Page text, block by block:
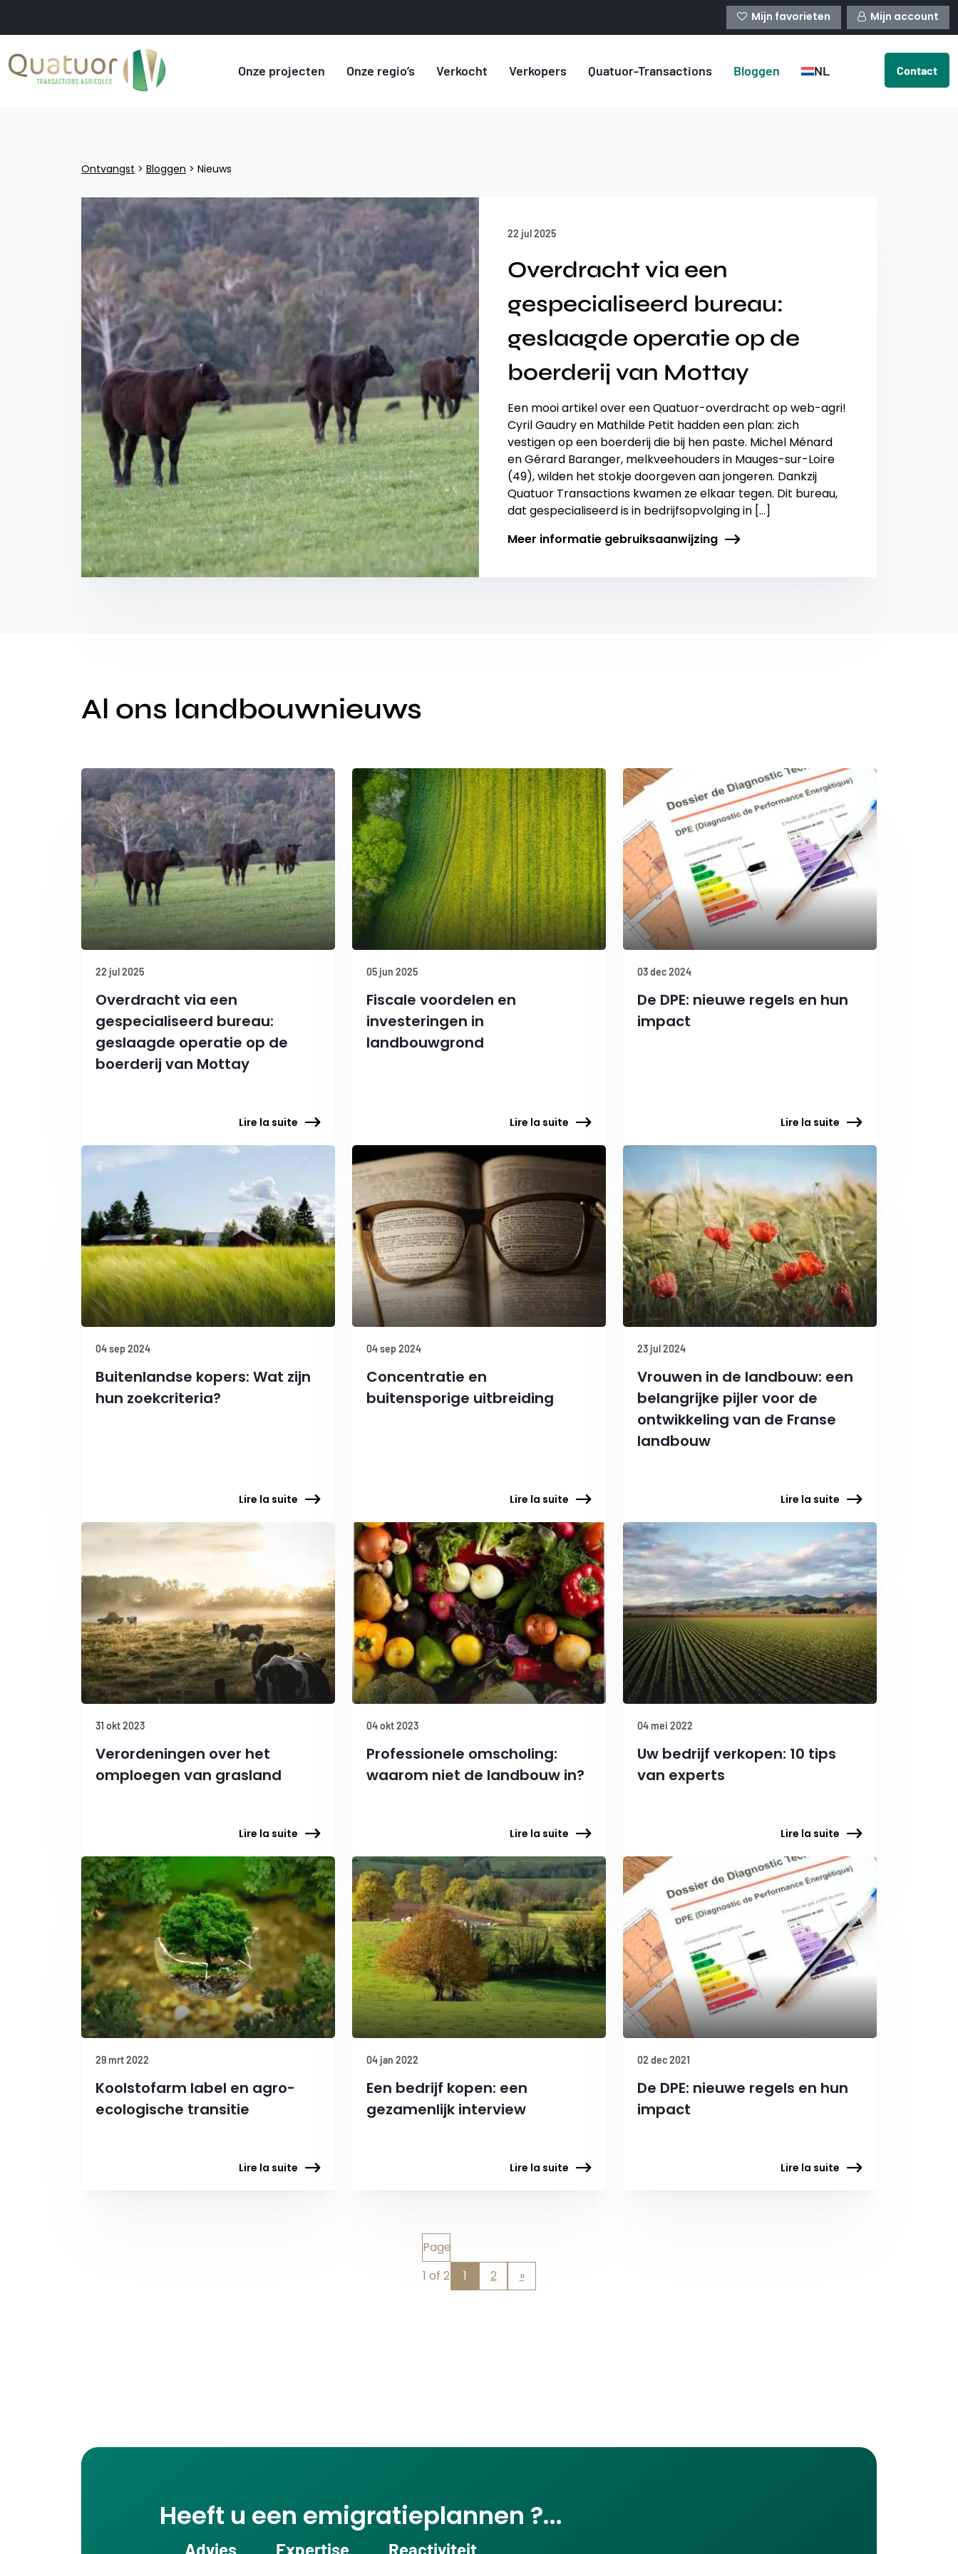
Mijn favorieten Mijn account
Onze projecten Onze regio’s Verkocht Verkopers Quatuor-Transactions Bloggen NL Contact
Ontvangst > Bloggen > Nieuws
22 jul 2025
Overdracht via een
gespecialiseerd bureau:
geslaagde operatie op de
boerderij van Mottay
Een mooi artikel over een Quatuor-overdracht op web-agri!
Cyril Gaudry en Mathilde Petit hadden een plan: zich
vestigen op een boerderij die bij hen paste. Michel Ménard
en Gérard Baranger, melkveehouders in Mauges-sur-Loire
(49), wilden het stokje doorgeven aan jongeren. Dankzij
Quatuor Transactions kwamen ze elkaar tegen. Dit bureau,
dat gespecialiseerd is in bedrijfsopvolging in […]
Meer informatie gebruiksaanwijzing
Al ons landbouwnieuws
22 jul 2025
Overdracht via een
gespecialiseerd bureau:
geslaagde operatie op de
boerderij van Mottay
Lire la suite
05 jun 2025
Fiscale voordelen en
investeringen in
landbouwgrond
Lire la suite
03 dec 2024
De DPE: nieuwe regels en hun
impact
Lire la suite
04 sep 2024
Buitenlandse kopers: Wat zijn
hun zoekcriteria?
Lire la suite
04 sep 2024
Concentratie en
buitensporige uitbreiding
Lire la suite
23 jul 2024
Vrouwen in de landbouw: een
belangrijke pijler voor de
ontwikkeling van de Franse
landbouw
Lire la suite
31 okt 2023
Verordeningen over het
omploegen van grasland
Lire la suite
04 okt 2023
Professionele omscholing:
waarom niet de landbouw in?
Lire la suite
04 mei 2022
Uw bedrijf verkopen: 10 tips
van experts
Lire la suite
29 mrt 2022
Koolstofarm label en agro-
ecologische transitie
Lire la suite
04 jan 2022
Een bedrijf kopen: een
gezamenlijk interview
Lire la suite
02 dec 2021
De DPE: nieuwe regels en hun
impact
Lire la suite
Page
1 of 2
1 2 »
Heeft u een emigratieplannen ?...
Advies Expertise Reactiviteit